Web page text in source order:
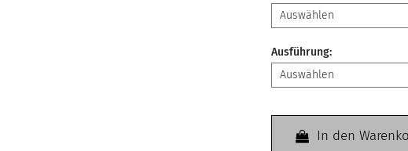
Ausführung:
In den